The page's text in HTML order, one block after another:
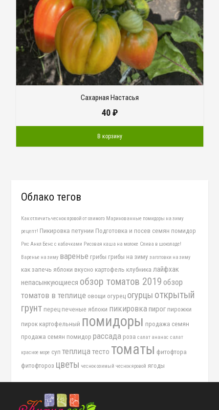
Сахарная Настасья
40₽
В корзину
Облако тегов
Как отличить чеснок яровой от озимого Маринованные помидоры на зиму
рецепт! Пикировка петунии Подготовка и посев семян помидор
Рис Анкл Бенс с кабачками Рисовая каша на молоке Слива в шоколаде!
Варенье на зиму варенье грибы грибы на зиму заготовки на зиму
как запечь яблоки вкусно картофель клубника лайфхак
непасынкующиеся обзор томатов 2019 обзор
томатов в теплице овощи огурец огурцы открытый
грунт перец печеные яблоки пикировка пирог пирожки
пирок картофельный помидоры продажа семян
продажа семян помидор рассада роза салат ананас салат
красное море суп теплица тесто томаты фитофтора
фитофтороз цветы чеснок озимый чеснок яровой ягоды